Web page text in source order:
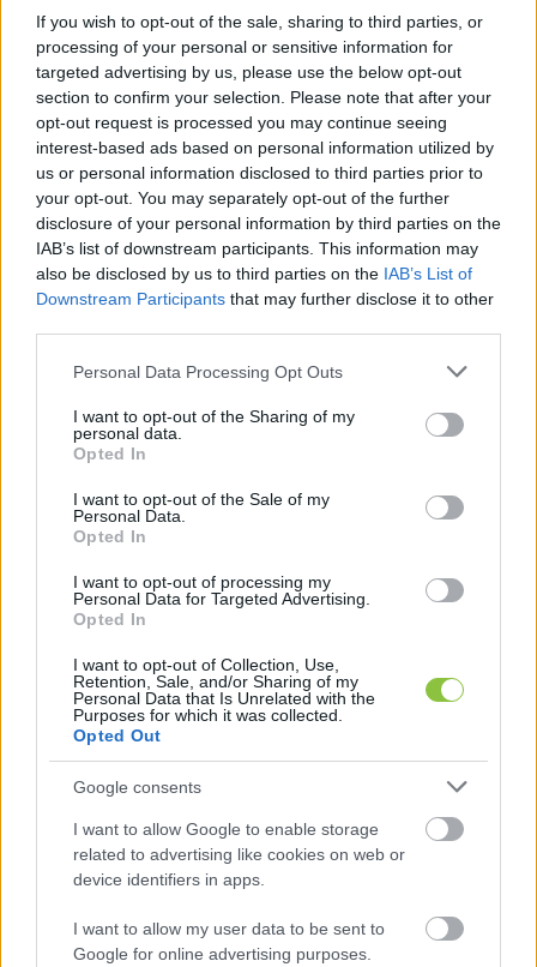
If you wish to opt-out of the sale, sharing to third parties, or
processing of your personal or sensitive information for
targeted advertising by us, please use the below opt-out
section to confirm your selection. Please note that after your
opt-out request is processed you may continue seeing
interest-based ads based on personal information utilized by
us or personal information disclosed to third parties prior to
your opt-out. You may separately opt-out of the further
disclosure of your personal information by third parties on the
IAB’s list of downstream participants. This information may
also be disclosed by us to third parties on the IAB’s List of
Downstream Participants that may further disclose it to other
Please note that this website/app uses one or more Google
not limited to your visit or usage behaviour. You may click to
grant or deny consent to Google and its third-party tags to
use your data for below specified purposes in below Google
consent section.
Personal Data Processing Opt Outs
I want to opt-out of the Sharing of my
personal data.
Opted In
I want to opt-out of the Sale of my
Personal Data.
Opted In
I want to opt-out of processing my
Personal Data for Targeted Advertising.
Opted In
I want to opt-out of Collection, Use,
Retention, Sale, and/or Sharing of my
Personal Data that Is Unrelated with the
Purposes for which it was collected.
Opted Out
Google consents
I want to allow Google to enable storage
related to advertising like cookies on web or
device identifiers in apps.
I want to allow my user data to be sent to
Google for online advertising purposes.
A hőségriadó időszaka rávilágított a Szabolcs-
Szatmár-Bereg megyei települések ivóvízellátási
problémáira. Tiszavasvári Józsefháza
városrészén mintegy kétszáz ember osztozik
egyetlen közkúton, miközben sok helyi szerint a
víz elszíneződik, kellemetlen ízű, ezért inkább
palackos vizet vásárolnak. Egy nagyobb
családnak ez akár havi 60–70 ezer forintos
többletkiadást is jelenthet. A szakemberek
szerint a gondot az elöregedett, több mint fél
évszázados vezetékek és a vízhálózat állapota is
okozza. Bár Tiszavasváriban és Szorgalmatoson
több mint 757 millió forintos ivóvízminőség-
2028-ra várható. Addig a helyiek továbbra is napi
szinten kénytelenek megküzdeni a megfelelő
minőségű ivóvíz biztosításával –
Szabolcs24.